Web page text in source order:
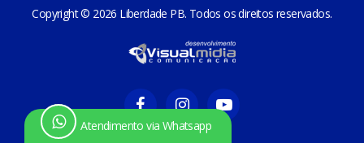
Atendimento via Whatsapp
Copyright © 2026 Liberdade PB. Todos os direitos reservados.